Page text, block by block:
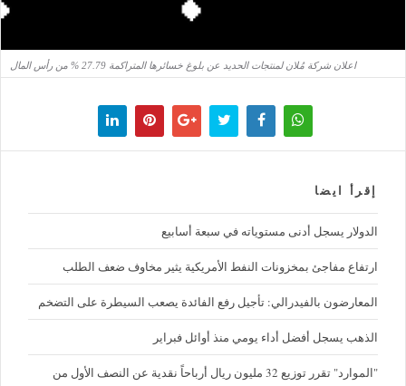
اعلان شركة مُلان لمنتجات الحديد عن بلوغ خسائرها المتراكمة 27.79 % من رأس المال
إقرأ ايضا
الدولار يسجل أدنى مستوياته في سبعة أسابيع
ارتفاع مفاجئ بمخزونات النفط الأمريكية يثير مخاوف ضعف الطلب
المعارضون بالفيدرالي: تأجيل رفع الفائدة يصعب السيطرة على التضخم
الذهب يسجل أفضل أداء يومي منذ أوائل فبراير
"الموارد" تقرر توزيع 32 مليون ريال أرباحاً نقدية عن النصف الأول من